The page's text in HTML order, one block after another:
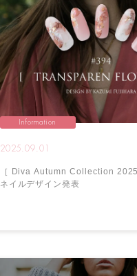
Information
2025.09.01
［ Diva Autumn Collection
ネイルデザイン発表